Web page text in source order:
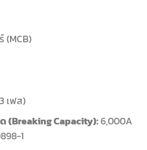
(MCB)
เฟส)
(Breaking Capacity):6,000A
1